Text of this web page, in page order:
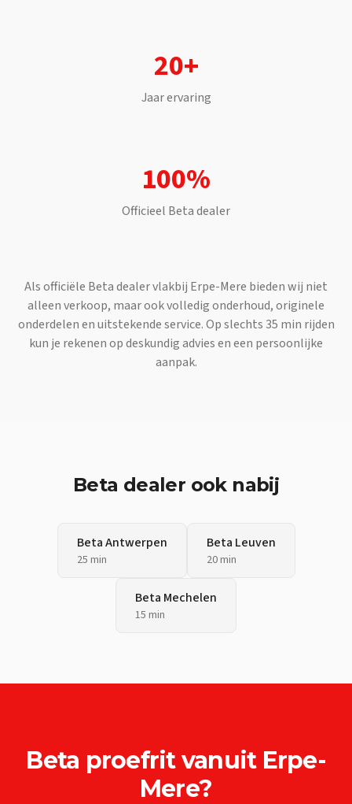
20+
Jaar ervaring
100%
Officieel Betadealer
Als officiële Betadealer vlakbij Erpe-Mere bieden wij niet
alleen verkoop, maar ook volledig onderhoud, originele
onderdelen en uitstekende service. Op slechts 35 min rijden
kun je rekenen op deskundig advies en een persoonlijke
aanpak.
Beta dealer ook nabij
BetaAntwerpen
25 min
Beta Leuven
20 min
Beta Mechelen
15 min
Beta proefrit vanuit Erpe-
Mere?